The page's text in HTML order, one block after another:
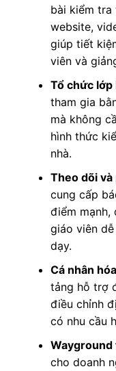
bài kiểm tra
website,
giúp tiết
viên và
Tổ chức lớp
tham gia
mà không
hình thức
nhà.
Theo dõi
cung cấp
điểm mạnh,
giáo viên
dạy.
Cá nhân
tảng hỗ trợ
điều chỉnh
có nhu cầu
Wayground
cho doanh